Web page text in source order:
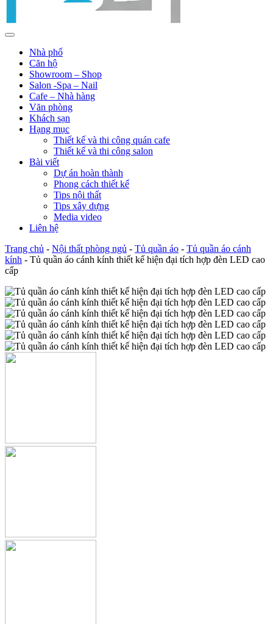
Nhà phố
Căn hộ
Showroom – Shop
Salon -Spa – Nail
Cafe – Nhà hàng
Văn phòng
Khách sạn
Hạng mục
Thiết kế và thi công quán cafe
Thiết kế và thi công salon
Bài viết
Dự án hoàn thành
Phong cách thiết kế
Tips nội thất
Tips xây dựng
Media video
Liên hệ
Trang chủ - Nội thất phòng ngủ - Tủ quần áo - Tủ quần áo cánh
kính - Tủ quần áo cánh kính thiết kế hiện đại tích hợp đèn LED cao
cấp